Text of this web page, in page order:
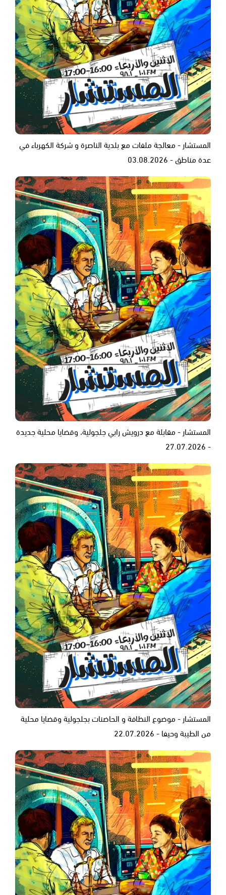
المستشار - معالجة ملفات مع بلدية الناصرة و شركة الكهرباء في
عدة مناطق - 03.08.2026
المستشار - مقابلة مع درويش رابي جلجولية، وقضايا محلية جديدة
- 27.07.2026
المستشار - موضوع النظافة و الحاضنات بجلجولية وقضايا محلية
من الطيبة وحيفا - 22.07.2026